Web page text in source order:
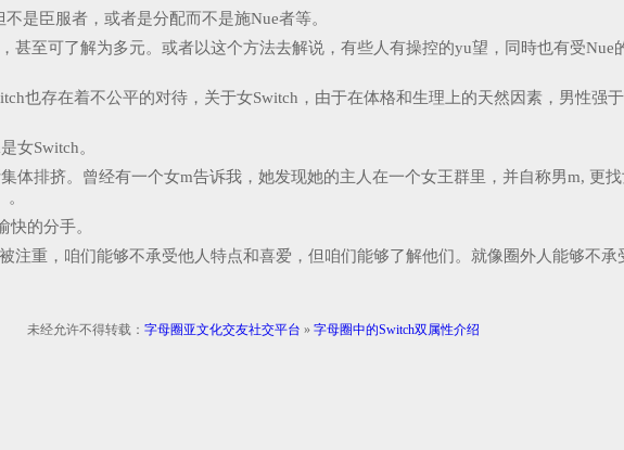
是臣服者，或者是分配而不是施Nue者等。
至可了解为多元。或者以这个方法去解说，有些人有操控的yu望，同時也有受Nue
也存在着不公平的对待，关于女Switch，由于在体格和生理上的天然因素，男性强
女Switch。
体排挤。曾经有一个女m告诉我，她发现她的主人在一个女王群里，并自称男m, 更
的分手。
重，咱们能够不承受他人特点和喜爱，但咱们能够了解他们。就像圈外人能够不承
未经允许不得转载： 字母圈亚文化交友社交平台 » 字母圈中的Switch双属性介绍